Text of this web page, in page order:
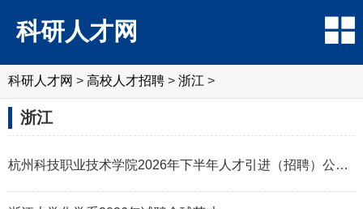
科研人才网
科研人才网 > 高校人才招聘 > 浙江 >
浙江
杭州科技职业技术学院2026年下半年人才引进（招聘）公告（44名）